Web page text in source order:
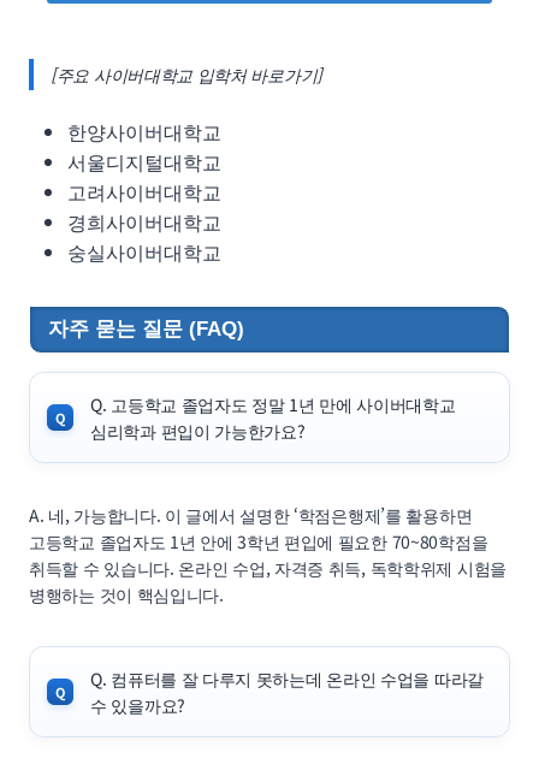
[주요 사이버대학교 입학처 바로가기]
한양사이버대학교
서울디지털대학교
고려사이버대학교
경희사이버대학교
숭실사이버대학교
자주 묻는 질문 (FAQ)
Q. 고등학교 졸업자도 정말 1년 만에 사이버대학교
심리학과 편입이 가능한가요?
A. 네, 가능합니다. 이 글에서 설명한 ‘학점은행제’를 활용하면
고등학교 졸업자도 1년 안에 3학년 편입에 필요한 70~80학점을
취득할 수 있습니다. 온라인 수업, 자격증 취득, 독학학위제 시험을
병행하는 것이 핵심입니다.
Q. 컴퓨터를 잘 다루지 못하는데 온라인 수업을 따라갈
수 있을까요?